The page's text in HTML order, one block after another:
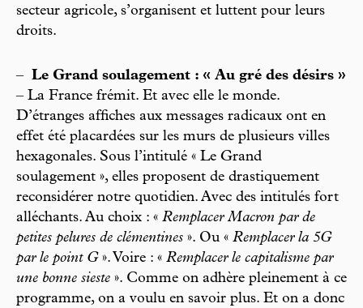
secteur agricole, s’organisent et luttent pour leurs
droits.
– Le Grand soulagement : « Au gré des désirs »
– La France frémit. Et avec elle le monde.
D’étranges affiches aux messages radicaux ont en
effet été placardées sur les murs de plusieurs villes
hexagonales. Sous l’intitulé « Le Grand
soulagement », elles proposent de drastiquement
reconsidérer notre quotidien. Avec des intitulés fort
alléchants. Au choix : « Remplacer Macron par de
petites pelures de clémentines ». Ou « Remplacer la 5G
par le point G». Voire : « Remplacer le capitalisme par
une bonne sieste ». Comme on adhère pleinement à ce
programme, on a voulu en savoir plus. Et on a donc